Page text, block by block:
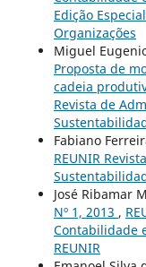
Edição
Organizações
Miguel
Proposta de
cadeia
Revista de
Fabiano
REUNIR
José Ribamar
Nº 1, 2013 ,
Contabilidade
REUNIR